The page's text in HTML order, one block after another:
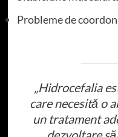
Probleme de
„Hidrocefalia
care necesită o
un tratament